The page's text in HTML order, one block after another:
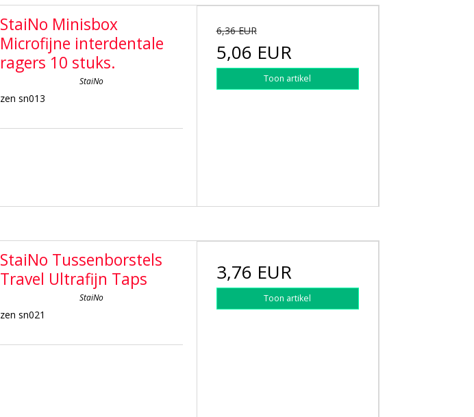
StaiNo Minisbox
Microfijne interdentale
ragers 10 stuks.
StaiNo
zen sn013
6,36 EUR
5,06 EUR
Toon artikel
StaiNo Tussenborstels
Travel Ultrafijn Taps
StaiNo
zen sn021
3,76 EUR
Toon artikel